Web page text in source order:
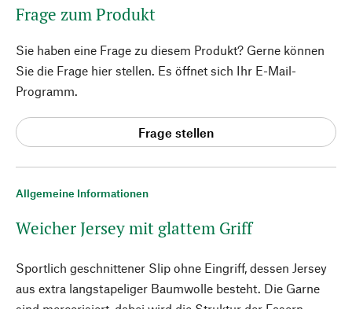
Allgemeine Informationen
Weicher Jersey mit glattem Griff
Sportlich geschnittener Slip ohne Eingriff, dessen Jersey
aus extra langstapeliger Baumwolle besteht. Die Garne
Frage zum Produkt
Sie haben eine Frage zu diesem Produkt? Gerne können
Sie die Frage hier stellen. Es öffnet sich Ihr E-Mail-
Programm.
Frage stellen